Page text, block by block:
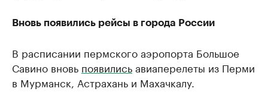
Вновь появились рейсы в города России
В расписании пермского аэропорта Большое
Савино вновь появилисьавиаперелеты из Перми
в Мурманск, Астрахань и Махачкалу.